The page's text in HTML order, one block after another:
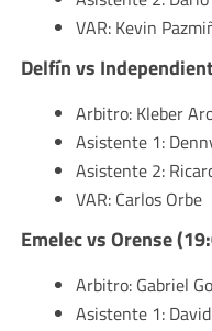
VAR: Kevin
Delfín vs
Arbitro: Kleber
Asistente 1:
Asistente 2:
VAR: Carlos Orbe
Emelec vs Orense
Arbitro: Gabriel
Asistente 1: